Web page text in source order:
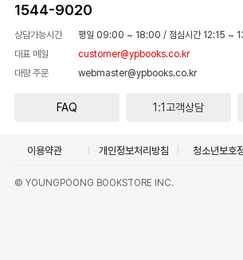
1544-9020
상담가능시간 평일 09:00 ~ 18:00 / 점심시간 12:15 ~
대표 메일
customer@ypbooks.co.kr
대량 주문
webmaster@ypbooks.co.kr
FAQ 1:1고객상담
이용약관 개인정보처리방침 청소년보호
© YOUNGPOONG BOOKSTORE INC.